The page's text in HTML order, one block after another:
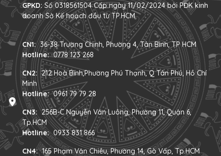
GPKD:Số 0318561504 Cấp ngày 11/02/2024 bởi PĐK kinh
doanh Sở Kế hoạch đầu tư TP.HCM
CN1: 36-38 Trường Chinh, Phường 4, Tân Bình, TP HCM
Hotline: 0778 123 268
CN2: 212 Hoà Bình,Phường Phú Thạnh, Q Tân Phú, Hồ Chí
Minh
Hotline: 0961 79 79 28
CN3: 256B-C Nguyễn Văn Luông, Phường 11, Quận 6,
Tp.HCM
Hotline: 0933 831 866
CN4: 165 Phạm Văn Chiêu, Phường 14, Gò Vấp, Tp.HCM